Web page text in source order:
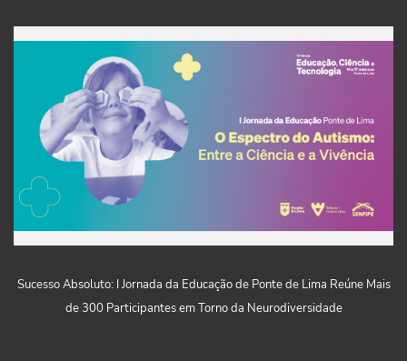
Sucesso Absoluto: I Jornada da Educação de Ponte de Lima Reúne Mais
de 300 Participantes em Torno da Neurodiversidade